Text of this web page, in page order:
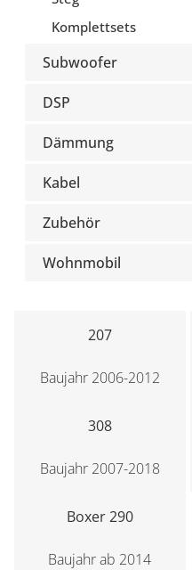
Komplettsets
Subwoofer
DSP
Dämmung
Kabel
Zubehör
Wohnmobil
207
Baujahr 2006-2012
308
Baujahr 2007-2018
Boxer 290
Baujahr ab 2014